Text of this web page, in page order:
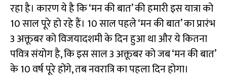
रहा है। कारण ये है कि ‘मन की बात’ की हमारी इस यात्रा को
10 साल पूरे हो रहे हैं। 10 साल पहले ‘मन की बात’ का प्रारंभ
3 अक्तूबर को विजयादशमी के दिन हुआ था और ये कितना
पवित्र संयोग है, कि इस साल 3 अक्तूबर को जब ‘मन की बात’
के 10 वर्ष पूरे होंगे, तब नवरात्रि का पहला दिन होगा।